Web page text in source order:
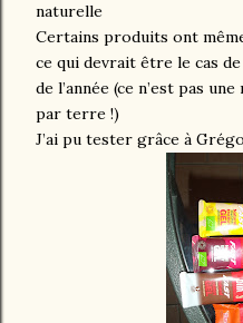
naturelle
Certains produits ont
ce qui devrait être le cas
de l’année (ce n’est pas
par terre !)
J’ai pu tester grâce à